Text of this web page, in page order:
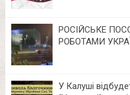
РОСІЙСЬКЕ
РОБОТАМИ
У Калуші